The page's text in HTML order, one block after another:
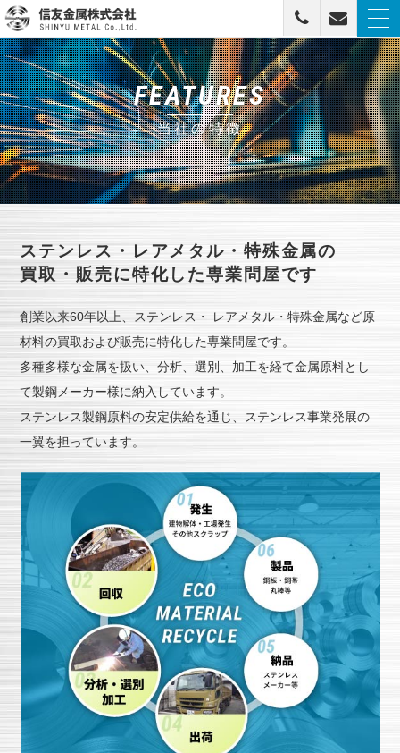
信友金属株式会社
FEATURES
当社の特徴
ステンレス・レアメタル・特殊金属の
買取・販売に特化した専業問屋です
創業以来60年以上、ステンレス・ レアメタル・特殊金属など原
材料の買取および販売に特化した専業問屋です。
多種多様な金属を扱い、分析、選別、加工を経て金属原料とし
て製鋼メーカー様に納入しています。
ステンレス製鋼原料の安定供給を通じ、ステンレス事業発展の
一翼を担っています。